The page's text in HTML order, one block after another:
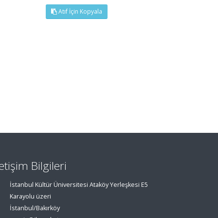
Atıf İçin Kopyala
Bilgileri
İstanbul Kültür Üniversitesi Ataköy Yerleşkesi E5
Karayolu üzeri
İstanbul/Bakırköy